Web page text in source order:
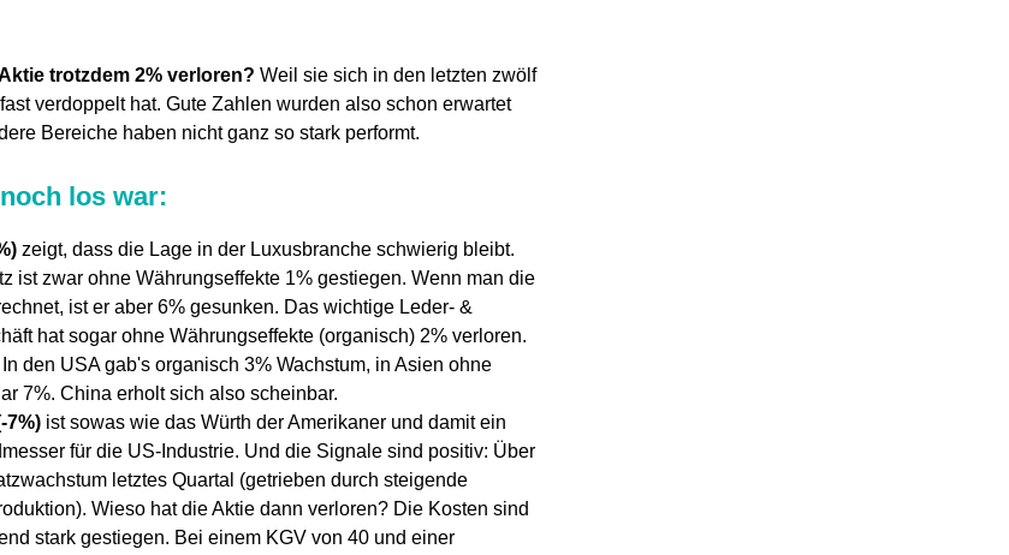
trotzdem 2% verloren? Weil sie sich in den letzten zwölf
verdoppelt hat. Gute Zahlen wurden also schon erwartet
Bereiche haben nicht ganz so stark performt.
los war:
zeigt, dass die Lage in der Luxusbranche schwierig bleibt.
ist zwar ohne Währungseffekte 1% gestiegen. Wenn man die
ist er aber 6% gesunken. Das wichtige Leder- &
hat sogar ohne Währungseffekte (organisch) 2% verloren.
den USA gab's organisch 3% Wachstum, in Asien ohne
7%. China erholt sich also scheinbar.
7%) ist sowas wie das Würth der Amerikaner und damit ein
für die US-Industrie. Und die Signale sind positiv: Über
letztes Quartal (getrieben durch steigende
Wieso hat die Aktie dann verloren? Die Kosten sind
stark gestiegen. Bei einem KGV von 40 und einer